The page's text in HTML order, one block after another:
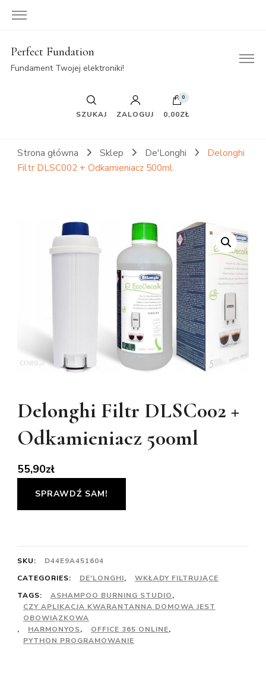
Perfect Fundation
Fundament Twojej elektroniki!
SZUKAJ ZALOGUJ
0
0,00ZŁ
Strona główna Sklep De'Longhi
Delonghi
Filtr DLSC002 + Odkamieniacz 500ml
Delonghi Filtr DLSC002 +
Odkamieniacz 500ml
55,90zł
SPRAWDŹ SAM!
SKU:
D44E9A451604
CATEGORIES:
DE'LONGHI,
WKŁADY FILTRUJĄCE
TAGS:
ASHAMPOO BURNING STUDIO,
CZY APLIKACJA KWARANTANNA DOMOWA JEST
OBOWIĄZKOWA
,
HARMONYOS, OFFICE 365 ONLINE,
PYTHON PROGRAMOWANIE